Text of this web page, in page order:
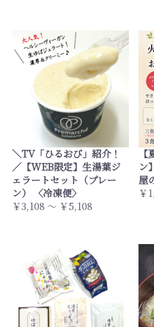
＼TV「ひるおび」紹介！
／【WEB限定】生湯葉ジ
ェラートセット（プレー
ン） 〈冷凍便〉
￥3,108 ～ ￥5,108
ン
屋
￥